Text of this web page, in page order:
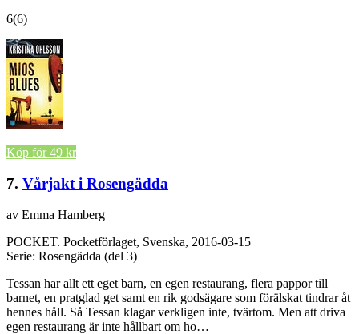
6(6)
Köp för 49 kr
7. Vårjakt i Rosengädda
av Emma Hamberg
POCKET. Pocketförlaget, Svenska, 2016-03-15
Serie: Rosengädda (del 3)
Tessan har allt ett eget barn, en egen restaurang, flera pappor till
barnet, en pratglad get samt en rik godsägare som förälskat tindrar åt
hennes håll. Så Tessan klagar verkligen inte, tvärtom. Men att driva
egen restaurang är inte hållbart om ho…